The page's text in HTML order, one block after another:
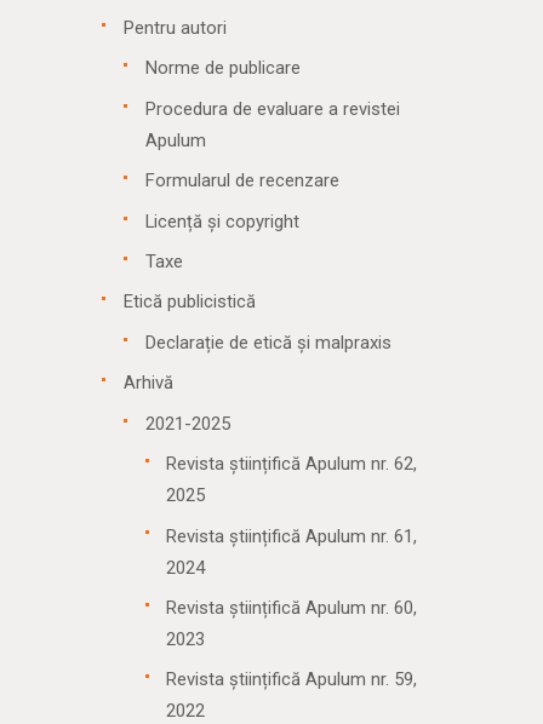
Pentru autori
Norme de publicare
Procedura de evaluare a revistei
Apulum
Formularul de recenzare
Licență și copyright
Taxe
Etică publicistică
Declarație de etică și malpraxis
Arhivă
2021-2025
Revista științifică Apulum nr. 62,
2025
Revista științifică Apulum nr. 61,
2024
Revista științifică Apulum nr. 60,
2023
Revista științifică Apulum nr. 59,
2022